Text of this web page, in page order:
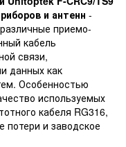
и антенн -
приемо-
кабель
связи,
данных как
Особенностью
используемых
кабеля RG316,
и заводское